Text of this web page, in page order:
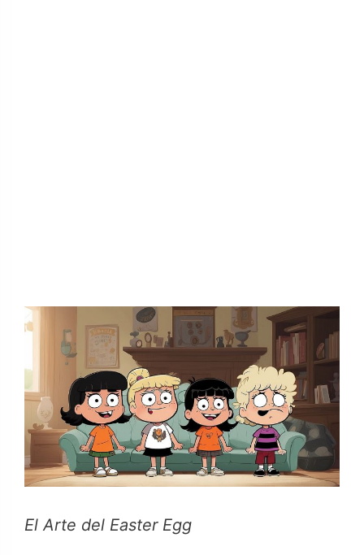
El Arte del Easter Egg